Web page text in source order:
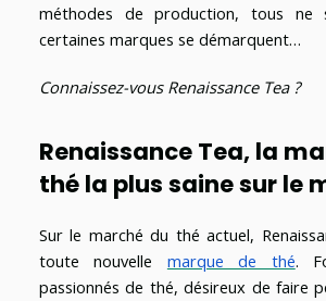
méthodes de production, tous ne
certaines marques se démarquent…
Connaissez-vous Renaissance Tea ?
Renaissance Tea, la
thé la plus saine sur le
Sur le marché du thé actuel,
toute nouvelle marque de thé.
passionnés de thé, désireux de faire